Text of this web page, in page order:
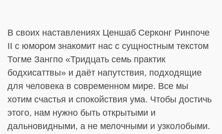
В своих наставлениях Ценшаб Серконг Ринпоче
II с юмором знакомит нас с сущностным текстом
Тогме Зангпо «Тридцать семь практик
бодхисаттвы» и даёт напутствия, подходящие
для человека в современном мире. Все мы
хотим счастья и спокойствия ума. Чтобы достичь
этого, нам нужно быть открытыми и
дальновидными, а не мелочными и узколобыми.